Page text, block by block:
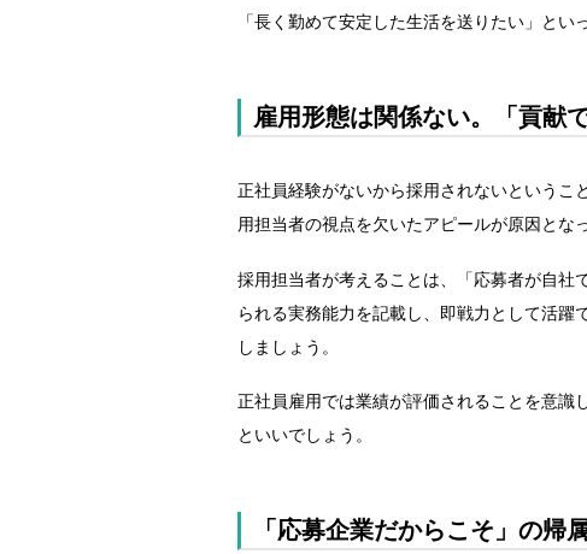
「長く勤めて安定した生活を送りたい」とい
雇用形態は関係ない。「貢献
正社員経験がないから採用されないというこ
用担当者の視点を欠いたアピールが原因とな
採用担当者が考えることは、「応募者が自社
られる実務能力を記載し、即戦力として活
しましょう。
正社員雇用では業績が評価されることを意識
といいでしょう。
「応募企業だからこそ」の帰